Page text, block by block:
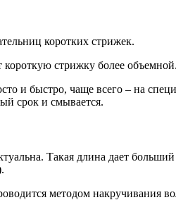
коротких стрижек.
короткую стрижку более объемной.
и быстро, чаще всего – на
срок и смывается.
Такая длина дает
методом накручивания